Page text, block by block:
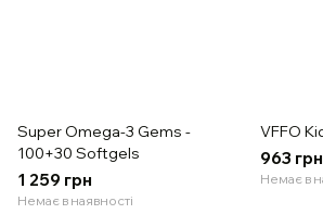
Super Omega-3 Gems -
100+30 Softgels
1 259 грн
Немає в наявності
VFFO
963 грн
Немає в